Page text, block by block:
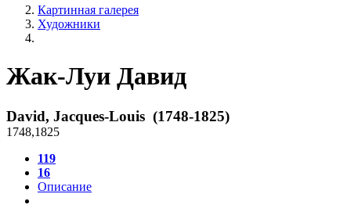
Картинная галерея
Художники
Жак-Луи Давид
David, Jacques-Louis (1748-1825)
1748,1825
119
16
Описание